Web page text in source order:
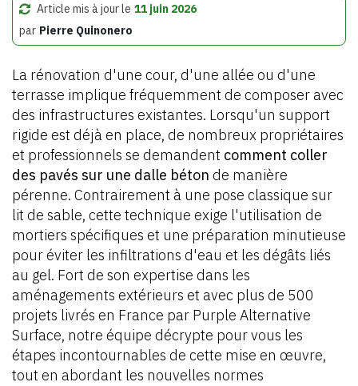
Article mis à jour le 11 juin 2026
par Pierre Quinonero
La rénovation d'une cour, d'une allée ou d'une
terrasse implique fréquemment de composer avec
des infrastructures existantes. Lorsqu'un support
rigide est déjà en place, de nombreux propriétaires
et professionnels se demandent comment coller
des pavés sur une dalle béton de manière
pérenne. Contrairement à une pose classique sur
lit de sable, cette technique exige l'utilisation de
mortiers spécifiques et une préparation minutieuse
pour éviter les infiltrations d'eau et les dégâts liés
au gel. Fort de son expertise dans les
aménagements extérieurs et avec plus de 500
projets livrés en France par Purple Alternative
Surface, notre équipe décrypte pour vous les
étapes incontournables de cette mise en œuvre,
tout en abordant les nouvelles normes